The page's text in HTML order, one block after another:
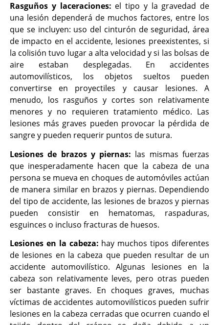
Rasguños y laceraciones: el tipo y la gravedad de
una lesión dependerá de muchos factores, entre los
que se incluyen: uso del cinturón de seguridad, área
de impacto en el accidente, lesiones preexistentes, si
la colisión tuvo lugar a alta velocidad y si las bolsas de
aire estaban desplegadas. En accidentes
automovilísticos, los objetos sueltos pueden
convertirse en proyectiles y causar lesiones. A
menudo, los rasguños y cortes son relativamente
menores y no requieren tratamiento médico. Las
lesiones más graves pueden provocar la pérdida de
sangre y pueden requerir puntos de sutura.
Lesiones de brazos y piernas: las mismas fuerzas
que inesperadamente hacen que la cabeza de una
persona se mueva en choques de automóviles actúan
de manera similar en brazos y piernas. Dependiendo
del tipo de accidente, las lesiones de brazos y piernas
pueden consistir en hematomas, raspaduras,
esguinces o incluso fracturas de huesos.
Lesiones en la cabeza: hay muchos tipos diferentes
de lesiones en la cabeza que pueden resultar de un
accidente automovilístico. Algunas lesiones en la
cabeza son relativamente leves, pero otras pueden
ser bastante graves. En choques graves, muchas
víctimas de accidentes automovilísticos pueden sufrir
lesiones en la cabeza cerradas que ocurren cuando el